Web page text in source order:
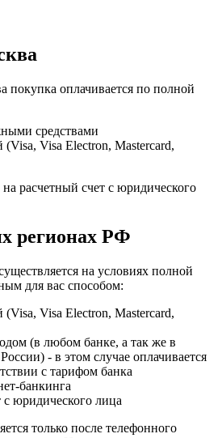
покупка оплачивается по полной
средствами
(Visa, Visa Electron, Mastercard,
расчетный счет с юридического
регионах РФ
на условиях полной
для вас способом:
(Visa, Visa Electron, Mastercard,
(в любом банке, а так же в
- в этом случае оплачивается
с тарифом банка
банкинга
с юридического лица
только после телефонного